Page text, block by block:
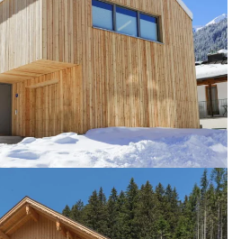
BILD ÖFFNEN